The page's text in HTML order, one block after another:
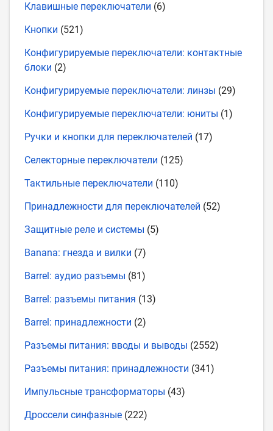
Клавишные переключатели (6)
Кнопки (521)
Конфигурируемые переключатели: контактные
блоки (2)
Конфигурируемые переключатели: линзы (29)
Конфигурируемые переключатели: юниты (1)
Ручки и кнопки для переключателей (17)
Селекторные переключатели (125)
Тактильные переключатели (110)
Принадлежности для переключателей (52)
Защитные реле и системы (5)
Banana: гнезда и вилки (7)
Barrel: аудио разъемы (81)
Barrel: разъемы питания (13)
Barrel: принадлежности (2)
Разъемы питания: вводы и выводы (2552)
Разъемы питания: принадлежности (341)
Импульсные трансформаторы (43)
Дроссели синфазные (222)